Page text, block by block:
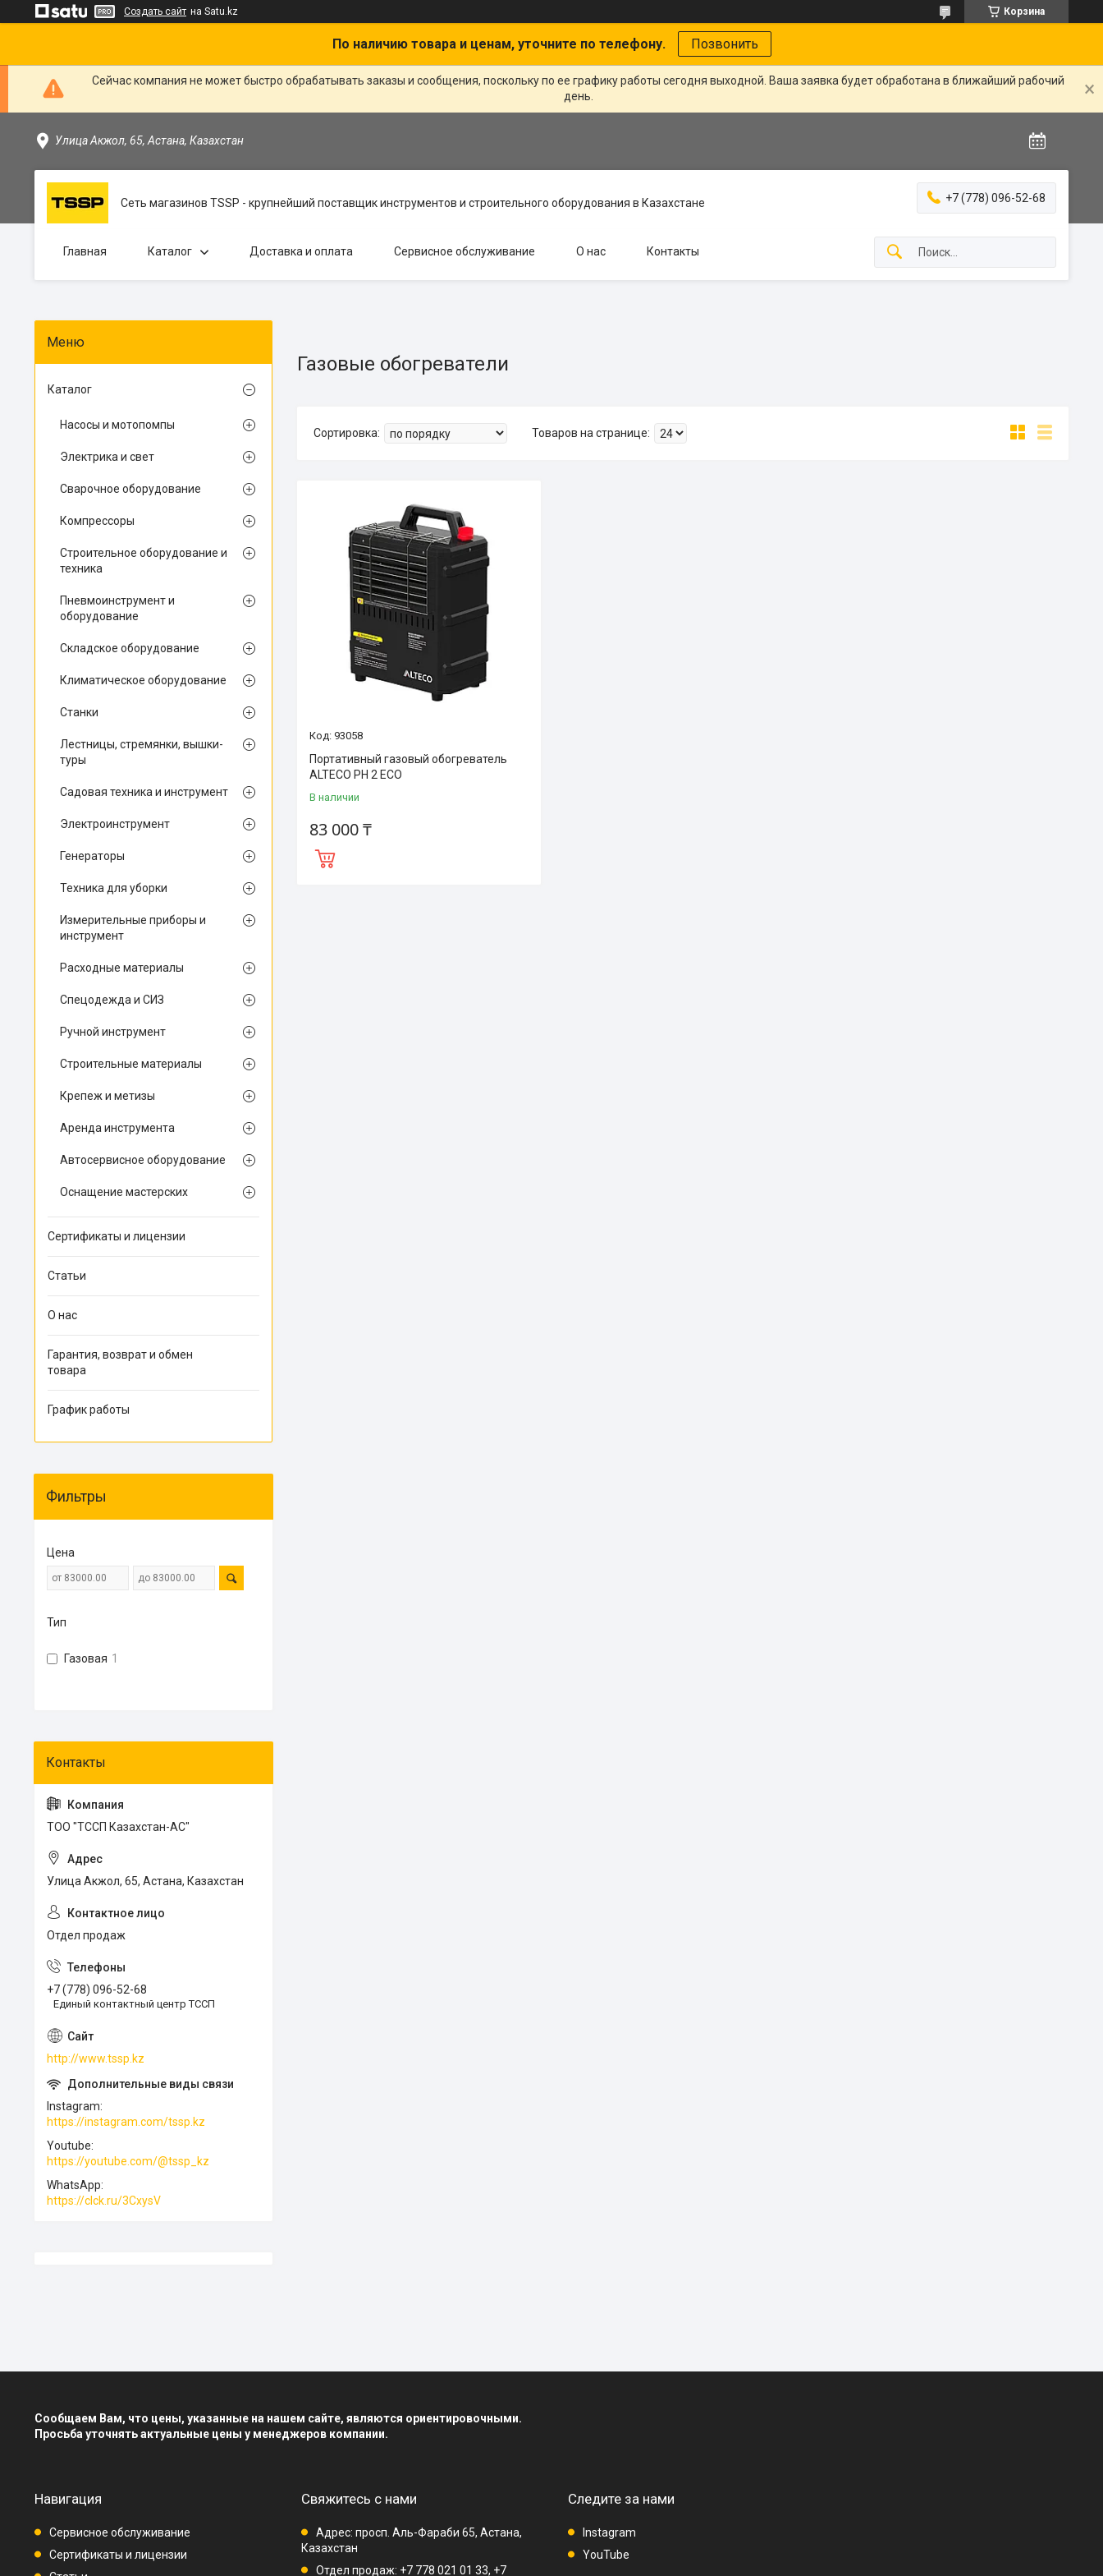
Создать сайт на Satu.kz Корзина
По наличию товара и ценам, уточните по телефону. Позвонить
Сейчас компания не может быстро обрабатывать заказы и сообщения, поскольку по ее графику работы сегодня выходной. Ваша заявка будет обработана в ближайший рабочий
день.
Улица Акжол, 65, Астана, Казахстан
Сеть магазинов TSSP - крупнейший поставщик инструментов и строительного оборудования в Казахстане +7 (778) 096-52-68
Главная Каталог Доставка и оплата Сервисное обслуживание О нас Контакты
Газовые обогреватели
93058
Портативный газовый обогреватель
ALTECO PH 2 ECO
В наличии
83 000 ₸
Каталог
Насосы и мотопомпы
Электрика и свет
Сварочное оборудование
Компрессоры
Строительное оборудование и
техника
Пневмоинструмент и
оборудование
Складское оборудование
Климатическое оборудование
Станки
Лестницы, стремянки, вышки-
туры
Садовая техника и инструмент
Электроинструмент
Генераторы
Техника для уборки
Измерительные приборы и
инструмент
Расходные материалы
Спецодежда и СИЗ
Ручной инструмент
Строительные материалы
Крепеж и метизы
Аренда инструмента
Автосервисное оборудование
Оснащение мастерских
Сертификаты и лицензии
Статьи
О нас
Гарантия, возврат и обмен
товара
График работы
Фильтры
Цена
Тип
Газовая 1
ТОО "ТССП Казахстан-АС"
Улица Акжол, 65, Астана, Казахстан
Отдел продаж
+7 (778) 096-52-68
Единый контактный центр ТССП
http://www.tssp.kz
Instagram
https://instagram.com/tssp.kz
Youtube
https://youtube.com/@tssp_kz
WhatsApp
https://clck.ru/3CxysV
Сообщаем Вам, что цены, указанные на нашем сайте, являются ориентировочными.
Просьба уточнять актуальные цены у менеджеров компании.
Навигация
Сервисное обслуживание
Сертификаты и лицензии
Свяжитесь с нами
Адрес: просп. Аль-Фараби 65, Астана,
Казахстан
Отдел продаж: +7 778 021 01 33, +7
Следите за нами
Instagram
YouTube